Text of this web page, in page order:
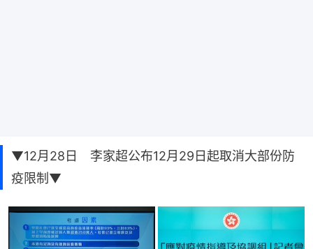
▼12月28日 李家超公布12月29日起取消大部份防
疫限制▼